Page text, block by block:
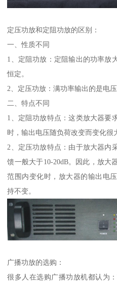
定压功放和定阻功放的区别：
一、性质不同
1、定阻功放：定阻输出的功率放
恒定。
2、定压功放：满功率输出的是电压
二、特点不同
1、定阻功放特点：这类放大器要
时，输出电压随负荷改变而变化很
2、定压功放特点：由于放大器内
馈一般大于10-20dB。因此，放大
范围内变化时，放大器的输出电
持不变。
广播功放的选购：
很多人在选购广播功放机都认为